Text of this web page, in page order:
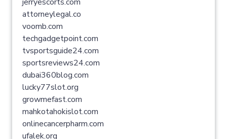
attorneylegal.co
voomb.com
techgadgetpoint.com
tvsportsguide24.com
sportsreviews24.com
dubai360blog.com
lucky77slot.org
growmefast.com
mahkotahokislot.com
onlinecancerpharm.com
ufalek.org